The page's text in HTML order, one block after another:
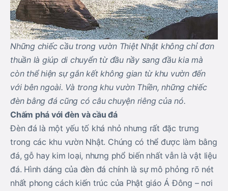
Những chiếc cầu trong vườn Thiệt Nhật không chỉ đơn
thuần là giúp di chuyển từ đầu nầy sang đầu kia mà
còn thể hiện sự gắn kết không gian từ khu vườn đến
với bên ngoài. Và trong khu vườn Thiền, những chiếc
đèn bằng đá cũng có câu chuyện riêng của nó.
Chấm phá với đèn và cầu đá
Đèn đá là một yếu tố khá nhỏ nhưng rất đặc trưng
trong các khu vườn Nhật. Chúng có thể được làm bằng
đá, gỗ hay kim loại, nhưng phổ biến nhất vẫn là vật liệu
đá. Hình dáng của đèn đá chính là sự mô phỏng rõ nét
nhất phong cách kiến trúc của Phật giáo Á Đông – nơi